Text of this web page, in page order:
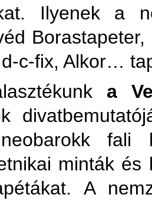
Ilyenek a
c-fix, Alkor…
a
fali
minták és
A